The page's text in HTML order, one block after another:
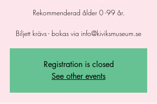
Rekommenderad ålder 0 -99 år.
Biljett krävs - bokas via info@kiviksmuseum.se
Registration is closed
See other events